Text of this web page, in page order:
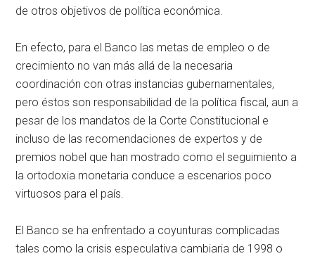
de otros objetivos de política económica.
En efecto, para el Banco las metas de empleo o de
crecimiento no van más allá de la necesaria
coordinación con otras instancias gubernamentales,
pero éstos son responsabilidad de la política fiscal, aun a
pesar de los mandatos de la Corte Constitucional e
incluso de las recomendaciones de expertos y de
premios nobel que han mostrado como el seguimiento a
la ortodoxia monetaria conduce a escenarios poco
virtuosos para el país.
El Banco se ha enfrentado a coyunturas complicadas
tales como la crisis especulativa cambiaria de 1998 o